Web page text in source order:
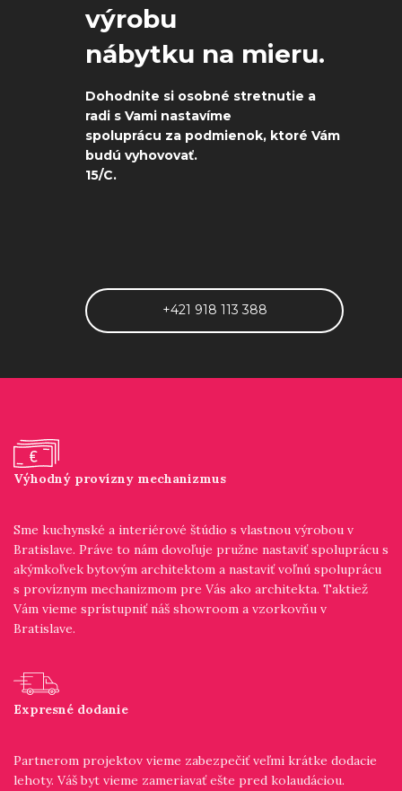
výrobu
nábytku na mieru.
Dohodnite si osobné stretnutie a
radi s Vami nastavíme
spoluprácu za podmienok, ktoré Vám
budú vyhovovať.
15/C.
+421 918 113 388
Výhodný provízny mechanizmus
Sme kuchynské a interiérové štúdio s vlastnou výrobou v
Bratislave. Práve to nám dovoľuje pružne nastaviť spoluprácu s
akýmkoľvek bytovým architektom a nastaviť voľnú spoluprácu
s províznym mechanizmom pre Vás ako architekta. Taktiež
Vám vieme sprístupniť náš showroom a vzorkovňu v
Bratislave.
Expresné dodanie
Partnerom projektov vieme zabezpečiť veľmi krátke dodacie
lehoty. Váš byt vieme zameriavať ešte pred kolaudáciou.